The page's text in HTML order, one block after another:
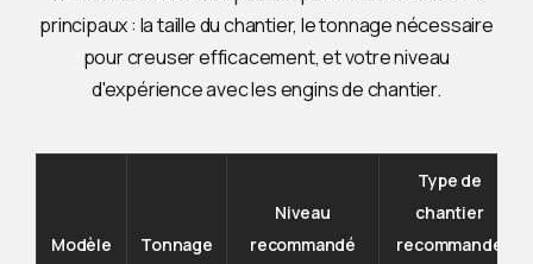
principaux : la taille du chantier, le tonnage nécessaire
pour creuser efficacement, et votre niveau
d'expérience avec les engins de chantier.
Modèle Tonnage
Niveau
recommandé
Type de
chantier
recommandé